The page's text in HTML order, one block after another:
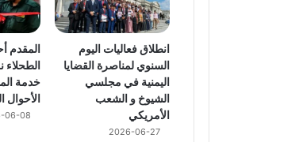
انطلاق فعاليات اليوم
السنوي لمناصرة القضايا
اليمنية في مجلسي
الشيوخ و الشعب
الأمريكي
2026-06-27
المقدم
خدمة
الأحوال
06-08